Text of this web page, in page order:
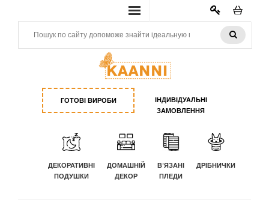
КАБИНЕТ
ГОТОВІ ВИРОБИ
ІНДИВІДУАЛЬНІ
ЗАМОВЛЕННЯ
ДЕКОРАТИВНІ
ПОДУШКИ
ДОМАШНІЙ
ДЕКОР
В'ЯЗАНІ
ПЛЕДИ
ДРІБНИЧКИ